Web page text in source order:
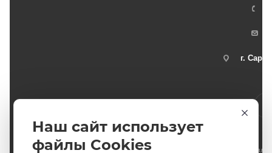
г.
2011-2026 © интернет-магазин спортивных товаров ВелоСаратов. Не
Наш сайт использует
файлы Cookies